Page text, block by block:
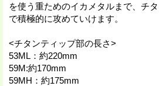
を使う重ためのイカメタルまで、チ
で積極的に攻めていけます。
<チタンティップ部の長さ>
53ML：約220mm
59M:約170mm
59MH：約175mm